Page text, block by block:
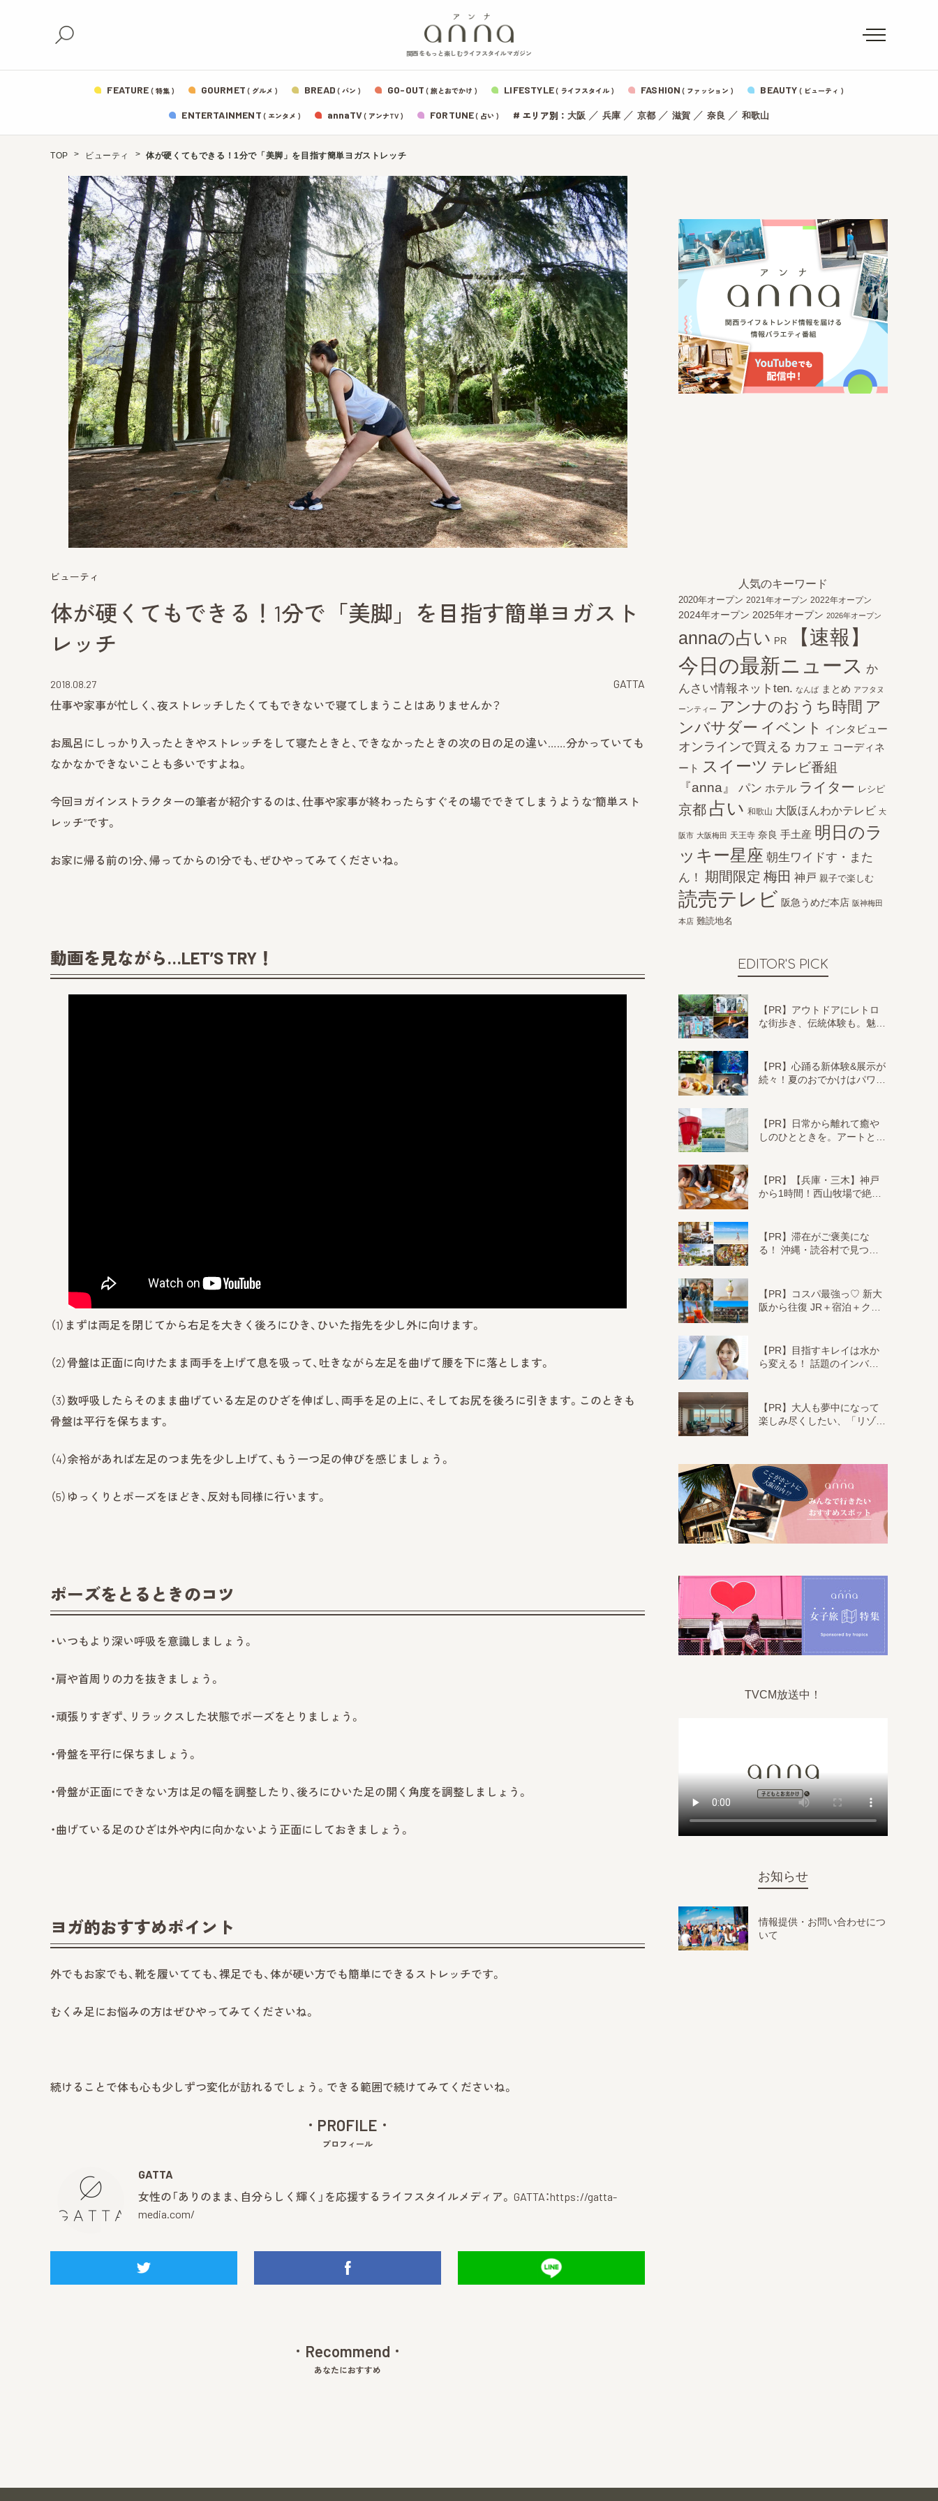
関西をもっと楽しむライフスタイルマガジン
FEATURE ( 特集 ) GOURMET ( グルメ ) BREAD ( パン ) GO-OUT ( 旅とおでかけ ) LIFESTYLE( ライフスタイル ) FASHION ( ファッション ) BEAUTY ( ビューティ )
ENTERTAINMENT ( エンタメ ) annaTV( アンナTV ) FORTUNE( 占い ) # エリア別： 大阪 ／ 兵庫／ 京都／ 滋賀／ 奈良 ／ 和歌山
TOP ビューティ 体が硬くてもできる！1分で「美脚」を目指す簡単ヨガストレッチ
ビューティ
体が硬くてもできる！1分で「美脚」を目指す簡単ヨガスト
レッチ
2018.08.27
GATTA
仕事や家事が忙しく、夜ストレッチしたくてもできないで寝てしまうことはありませんか？
お風呂にしっかり入ったときやストレッチをして寝たときと、できなかったときの次の日の足の違い……分かっていても
なかなかできないことも多いですよね。
今回ヨガインストラクターの筆者が紹介するのは、仕事や家事が終わったらすぐその場でできてしまうような“簡単スト
レッチ”です。
お家に帰る前の1分、帰ってからの1分でも、ぜひやってみてくださいね。
動画を見ながら…LET’S TRY！
（1）まずは両足を閉じてから右足を大きく後ろにひき、ひいた指先を少し外に向けます。
（2）骨盤は正面に向けたまま両手を上げて息を吸って、吐きながら左足を曲げて腰を下に落とします。
（3）数呼吸したらそのまま曲げている左足のひざを伸ばし、両手を足の上に、そしてお尻を後ろに引きます。このときも
骨盤は平行を保ちます。
（4）余裕があれば左足のつま先を少し上げて、もう一つ足の伸びを感じましょう。
（5）ゆっくりとポーズをほどき、反対も同様に行います。
ポーズをとるときのコツ
・いつもより深い呼吸を意識しましょう。
・肩や首周りの力を抜きましょう。
・頑張りすぎず、リラックスした状態でポーズをとりましょう。
・骨盤を平行に保ちましょう。
・骨盤が正面にできない方は足の幅を調整したり、後ろにひいた足の開く角度を調整しましょう。
・曲げている足のひざは外や内に向かないよう正面にしておきましょう。
ヨガ的おすすめポイント
外でもお家でも、靴を履いてても、裸足でも、体が硬い方でも簡単にできるストレッチです。
むくみ足にお悩みの方はぜひやってみてくださいね。
続けることで体も心も少しずつ変化が訪れるでしょう。できる範囲で続けてみてくださいね。
PROFILE
プロフィール
GATTA
女性の「ありのまま、自分らしく輝く」を応援するライフスタイルメディア。 GATTA：https://gatta-
media.com/
Recommend
あなたにおすすめ
人気のキーワード
2020年オープン 2021年オープン 2022年オープン
2024年オープン 2025年オープン 2026年オープン
annaの占い PR
【速報】
今日の最新ニュース か
んさい情報ネットten. なんば まとめ アフタヌ
ーンティー アンナのおうち時間 ア
ンバサダー イベント インタビュー
オンラインで買える カフェ コーディネ
ート
スイーツ テレビ番組
『anna』
パン ホテル ライター レシピ
京都 占い 和歌山 大阪ほんわかテレビ 大
阪市 大阪梅田 天王寺 奈良 手土産 明日のラ
ッキー星座 朝生ワイドす・また
ん！ 期間限定 梅田 神戸 親子で楽しむ
読売テレビ 阪急うめだ本店 阪神梅田
本店 難読地名
EDITOR'S PICK
【PR】アウトドアにレトロ
な街歩き、伝統体験も。魅…
【PR】心踊る新体験&展示が
続々！夏のおでかけはパワ…
【PR】日常から離れて癒や
しのひとときを。アートと…
【PR】【兵庫・三木】神戸
から1時間！西山牧場で絶…
【PR】滞在がご褒美にな
る！ 沖縄・読谷村で見つ…
【PR】コスパ最強っ♡ 新大
阪から往復 JR＋宿泊＋ク…
【PR】目指すキレイは水か
ら変える！ 話題のインバ…
【PR】大人も夢中になって
楽しみ尽くしたい、「リゾ…
TVCM放送中！
お知らせ
情報提供・お問い合わせにつ
いて